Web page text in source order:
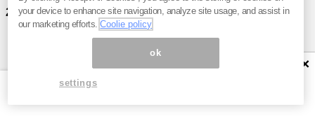
2021年3月配信分
中国人も嫌がる中国産ワクチン、あまりの不人気
に政府は珍奇な宣伝と強制接種を敢行（3/31）
新型コロナ同様、脱中国化の遅れが致命的となっ
×
your device to enhance site navigation, analyze site usage, and assist in
our marketing efforts.Coolie policy
ok
settings